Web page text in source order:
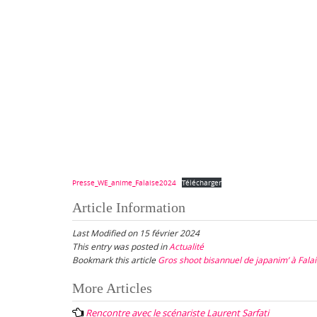
Presse_WE_anime_Falaise2024 Télécharger
Article Information
Last Modified on 15 février 2024
This entry was posted inActualité
Bookmark this article Gros shoot bisannuel de japanim’ à
Post
navigation
More Articles
Rencontre avec le scénariste Laurent Sarfati